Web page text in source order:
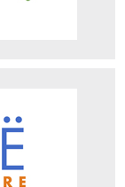
Erdre